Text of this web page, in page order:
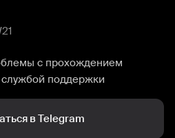
с прохождением
службой поддержки
в Telegram